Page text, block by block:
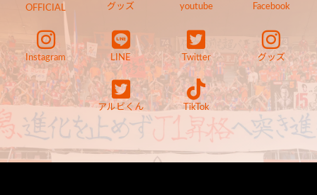
OFFICIAL グッズ youtube Facebook
Instagram LINE Twitter グッズ
アルビくん TikTok